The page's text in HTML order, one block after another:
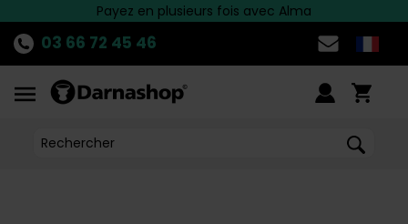
Découvrez LA PROMOdu moment !>>
Livraison en relais offerte dès 39.90 euros d'achats
Payez en plusieurs fois avec Alma
03 66 72 45 46